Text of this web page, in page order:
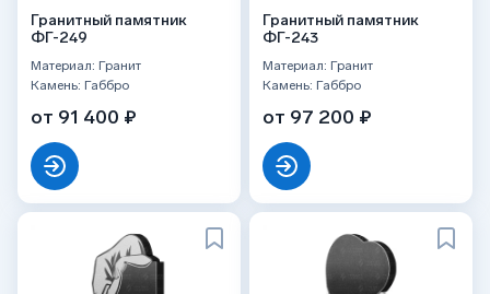
Гранитный памятник
ФГ-249
Материал: Гранит
Камень: Габбро
от 91 400 ₽
Гранитный памятник
ФГ-243
Материал: Гранит
Камень: Габбро
от 97 200 ₽